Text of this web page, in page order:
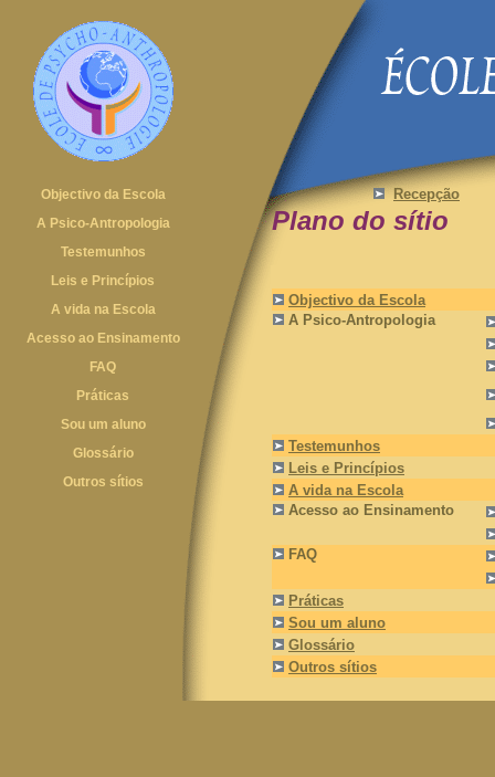
Recepção
Plano do sítio
Objectivo da Escola
A Psico-Antropologia
Testemunhos
Leis e Princípios
A vida na Escola
Acesso ao Ensinamento
FAQ
Práticas
Sou um aluno
Glossário
Outros sítios
Objectivo da Escola
A Psico-Antropologia
Testemunhos
Leis e Princípios
A vida na Escola
Acesso ao Ensinamento
FAQ
Práticas
Sou um aluno
Glossário
Outros sítios